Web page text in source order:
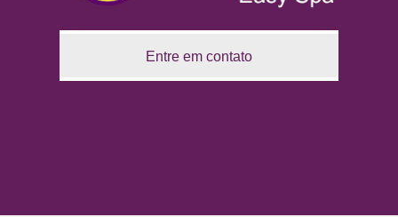
Entre em contato